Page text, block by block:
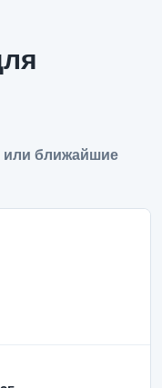
или ближайшие